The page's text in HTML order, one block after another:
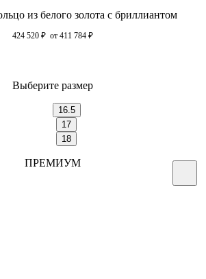
из белого золота с бриллиантом
424 520 ₽ от 411 784 ₽
Выберите размер
16.5
17
18
ПРЕМИУМ